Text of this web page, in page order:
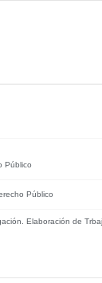
Público
Público
Elaboración de